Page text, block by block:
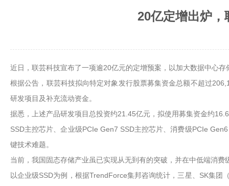
20亿定增出炉
近日，联芸科技宣布了一项逾20亿元的定增预案，以加大数据中心存
根据公告，联芸科技拟向特定对象发行股票募集资金总额不超过
研发项目及补充流动资金。
据悉，上述产品研发项目总投资约21.45亿元，拟使用募集资金约
SSD主控芯片、企业级PCIe Gen7 SSD主控芯片、消费级PCIe
键技术难题。
当前，我国固态存储产业虽已实现从无到有的突破，并在中低端消
以企业级SSD为例，根据TrendForce集邦咨询统计，三星、SK集